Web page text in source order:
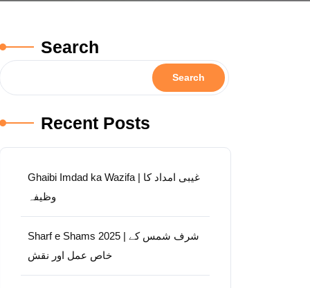
Search
Search
Recent Posts
Ghaibi Imdad ka Wazifa | غیبی امداد کا
وظیفہ
Sharf e Shams 2025 | شرف شمس کے
خاص عمل اور نقش